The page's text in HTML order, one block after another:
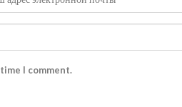
I comment.